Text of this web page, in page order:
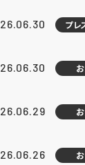
26.06.30 プレ
26.06.30
26.06.29
26.06.26